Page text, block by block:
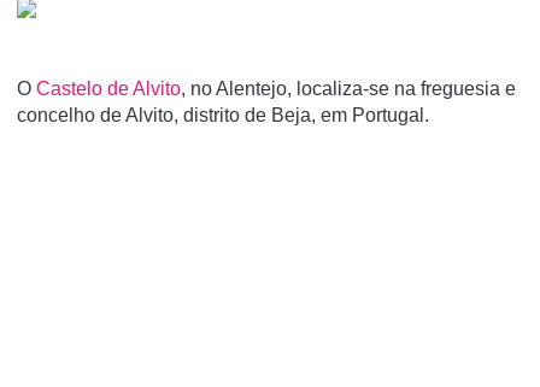
O Castelo de Alvito, no Alentejo, localiza-se na freguesia e
concelho de Alvito, distrito de Beja, em Portugal.